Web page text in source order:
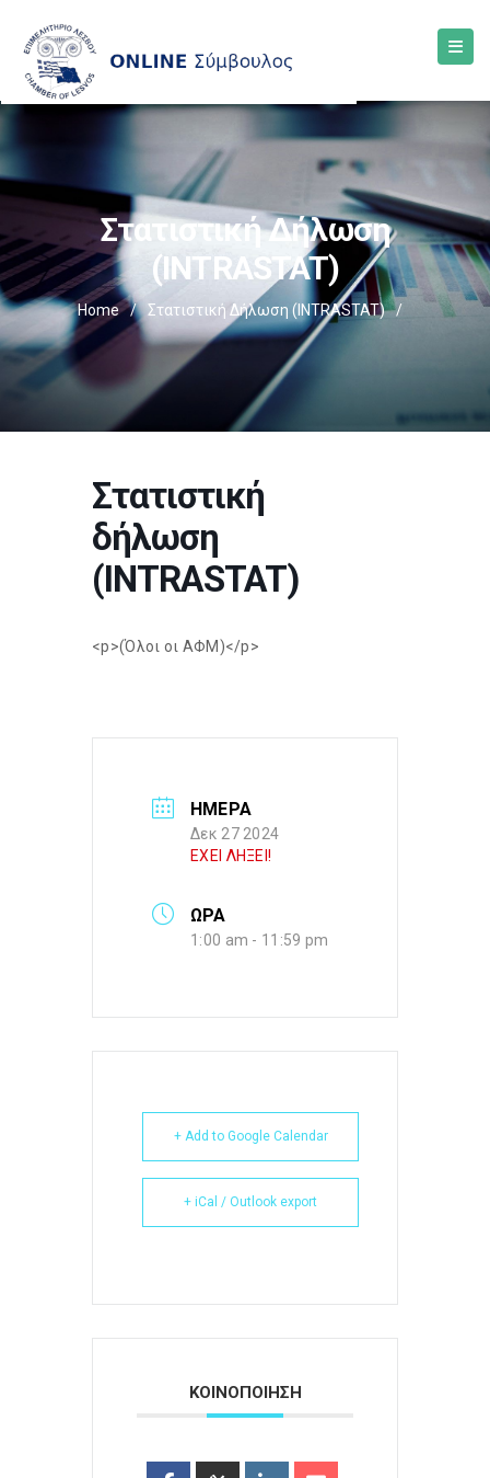
Στατιστική Δήλωση
(INTRASTAT)
Home / Στατιστική Δήλωση (INTRASTAT) /
Στατιστική
δήλωση
(INTRASTAT)
<p>(Όλοι οι ΑΦΜ)</p>
ΗΜΕΡΑ
Δεκ 27 2024
ΕΧΕΙ ΛΗΞΕΙ!
ΩΡΑ
1:00 am - 11:59 pm
+ Add to Google Calendar
+ iCal / Outlook export
ΚΟΙΝΟΠΟΙΗΣΗ